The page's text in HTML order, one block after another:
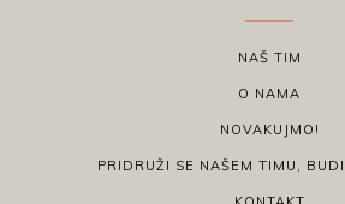
NAŠ TIM
O NAMA
NOVAKUJMO!
PRIDRUŽI SE NAŠEM TIMU,